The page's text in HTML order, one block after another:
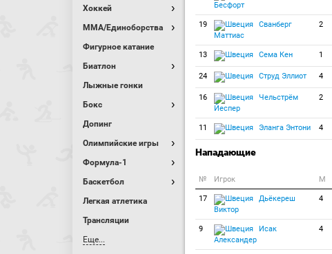
Хоккей
MMA/Единоборства
Фигурное катание
Биатлон
Лыжные гонки
Бокс
Допинг
Олимпийские игры
Формула-1
Баскетбол
Легкая атлетика
Трансляции
Еще...
Бесфорт
19
Сванберг
Маттиас
2
13 Сема Кен 1
24 Струд Эллиот 4
16
Чельстрём
Йеспер
2
11 Эланга Энтони 4
Нападающие
№ Игрок M
17
Дьёкереш
Виктор
4
9
Исак
Александер
4